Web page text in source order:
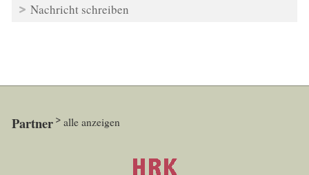
Nachricht schreiben
Partner alle anzeigen